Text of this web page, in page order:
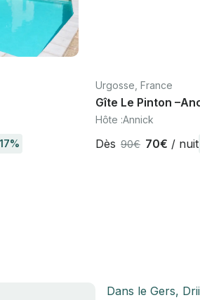
Urgosse, France
Gîte Le Pinton
dans le Gers au
Hôte :Annick
Dès 90€ 70€ / nuit
Dans le Gers,